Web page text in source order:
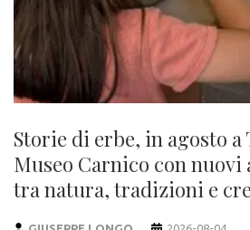
Storie di erbe, in agosto a
Museo Carnico con
tra natura, tradizioni e